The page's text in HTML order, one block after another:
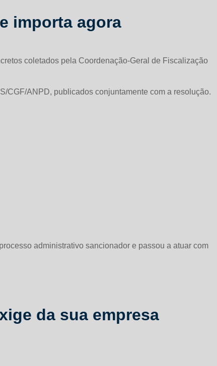
importa agora
coletados pela Coordenação-Geral de Fiscalização
CGF/ANPD, publicados conjuntamente com a resolução.
administrativo sancionador e passou a atuar com
da sua empresa